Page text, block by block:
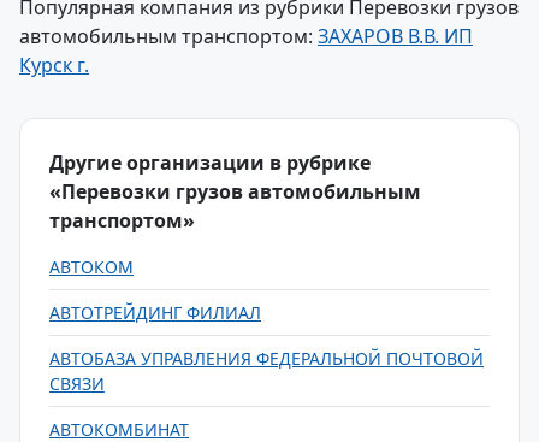
Популярная компания из рубрики Перевозки грузов
автомобильным транспортом: ЗАХАРОВ В.В. ИП
Курск г.
Другие организации в рубрике
«Перевозки грузов автомобильным
транспортом»
АВТОКОМ
АВТОТРЕЙДИНГ ФИЛИАЛ
АВТОБАЗА УПРАВЛЕНИЯ ФЕДЕРАЛЬНОЙ ПОЧТОВОЙ
СВЯЗИ
АВТОКОМБИНАТ